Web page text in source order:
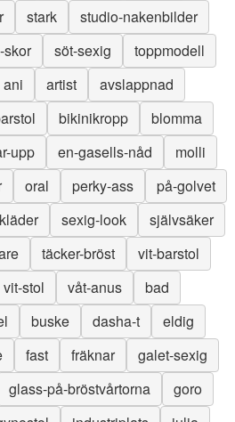
stark
studio-nakenbilder
skor söt-sexig
toppmodell
ani artist
avslappnad
bikinikropp
blomma
upp en-gasells-nåd
molli
oral perky-ass
på-golvet
sexig-look
självsäker
täcker-bröst
vit-barstol
vit-stol våt-anus
bad
buske dasha-t
eldig
fast fräknar
galet-sexig
glass-på-bröstvårtorna
goro